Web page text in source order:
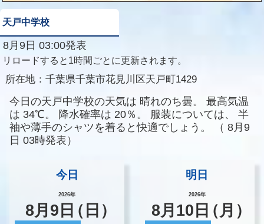
天戸中学校
8月9日 03:00発表
リロードすると1時間ごとに更新されます。
所在地： 千葉県千葉市花見川区天戸町1429
今日の天戸中学校の天気は 晴れのち曇。
最高気温
は 34℃。 降水確率は 20％。 服装については、
半
袖や薄手のシャツを着ると快適でしょう。
（ 8月9
日 03時発表）
今日
2026年
8月 9 日（日）
明日
2026年
8月 10 日（月）